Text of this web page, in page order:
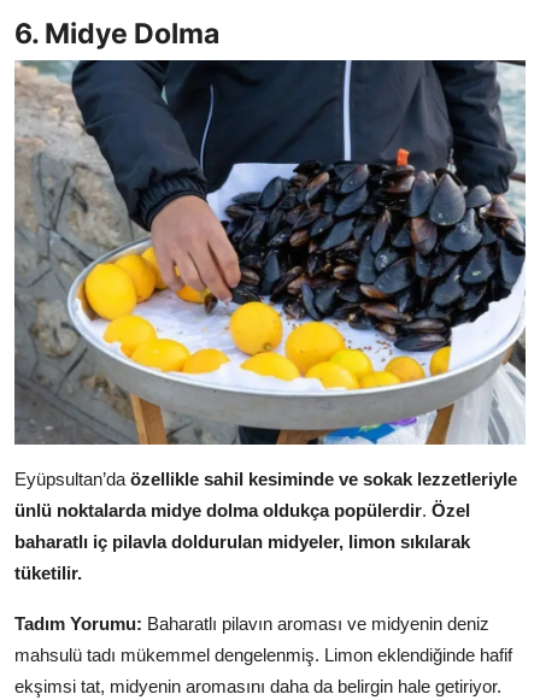
6. Midye Dolma
Eyüpsultan’da özellikle sahil kesiminde ve sokak lezzetleriyle
ünlü noktalarda midye dolma oldukça popülerdir. Özel
baharatlı iç pilavla doldurulan midyeler, limon sıkılarak
tüketilir.
Tadım Yorumu: Baharatlı pilavın aroması ve midyenin deniz
mahsulü tadı mükemmel dengelenmiş. Limon eklendiğinde hafif
ekşimsi tat, midyenin aromasını daha da belirgin hale getiriyor.